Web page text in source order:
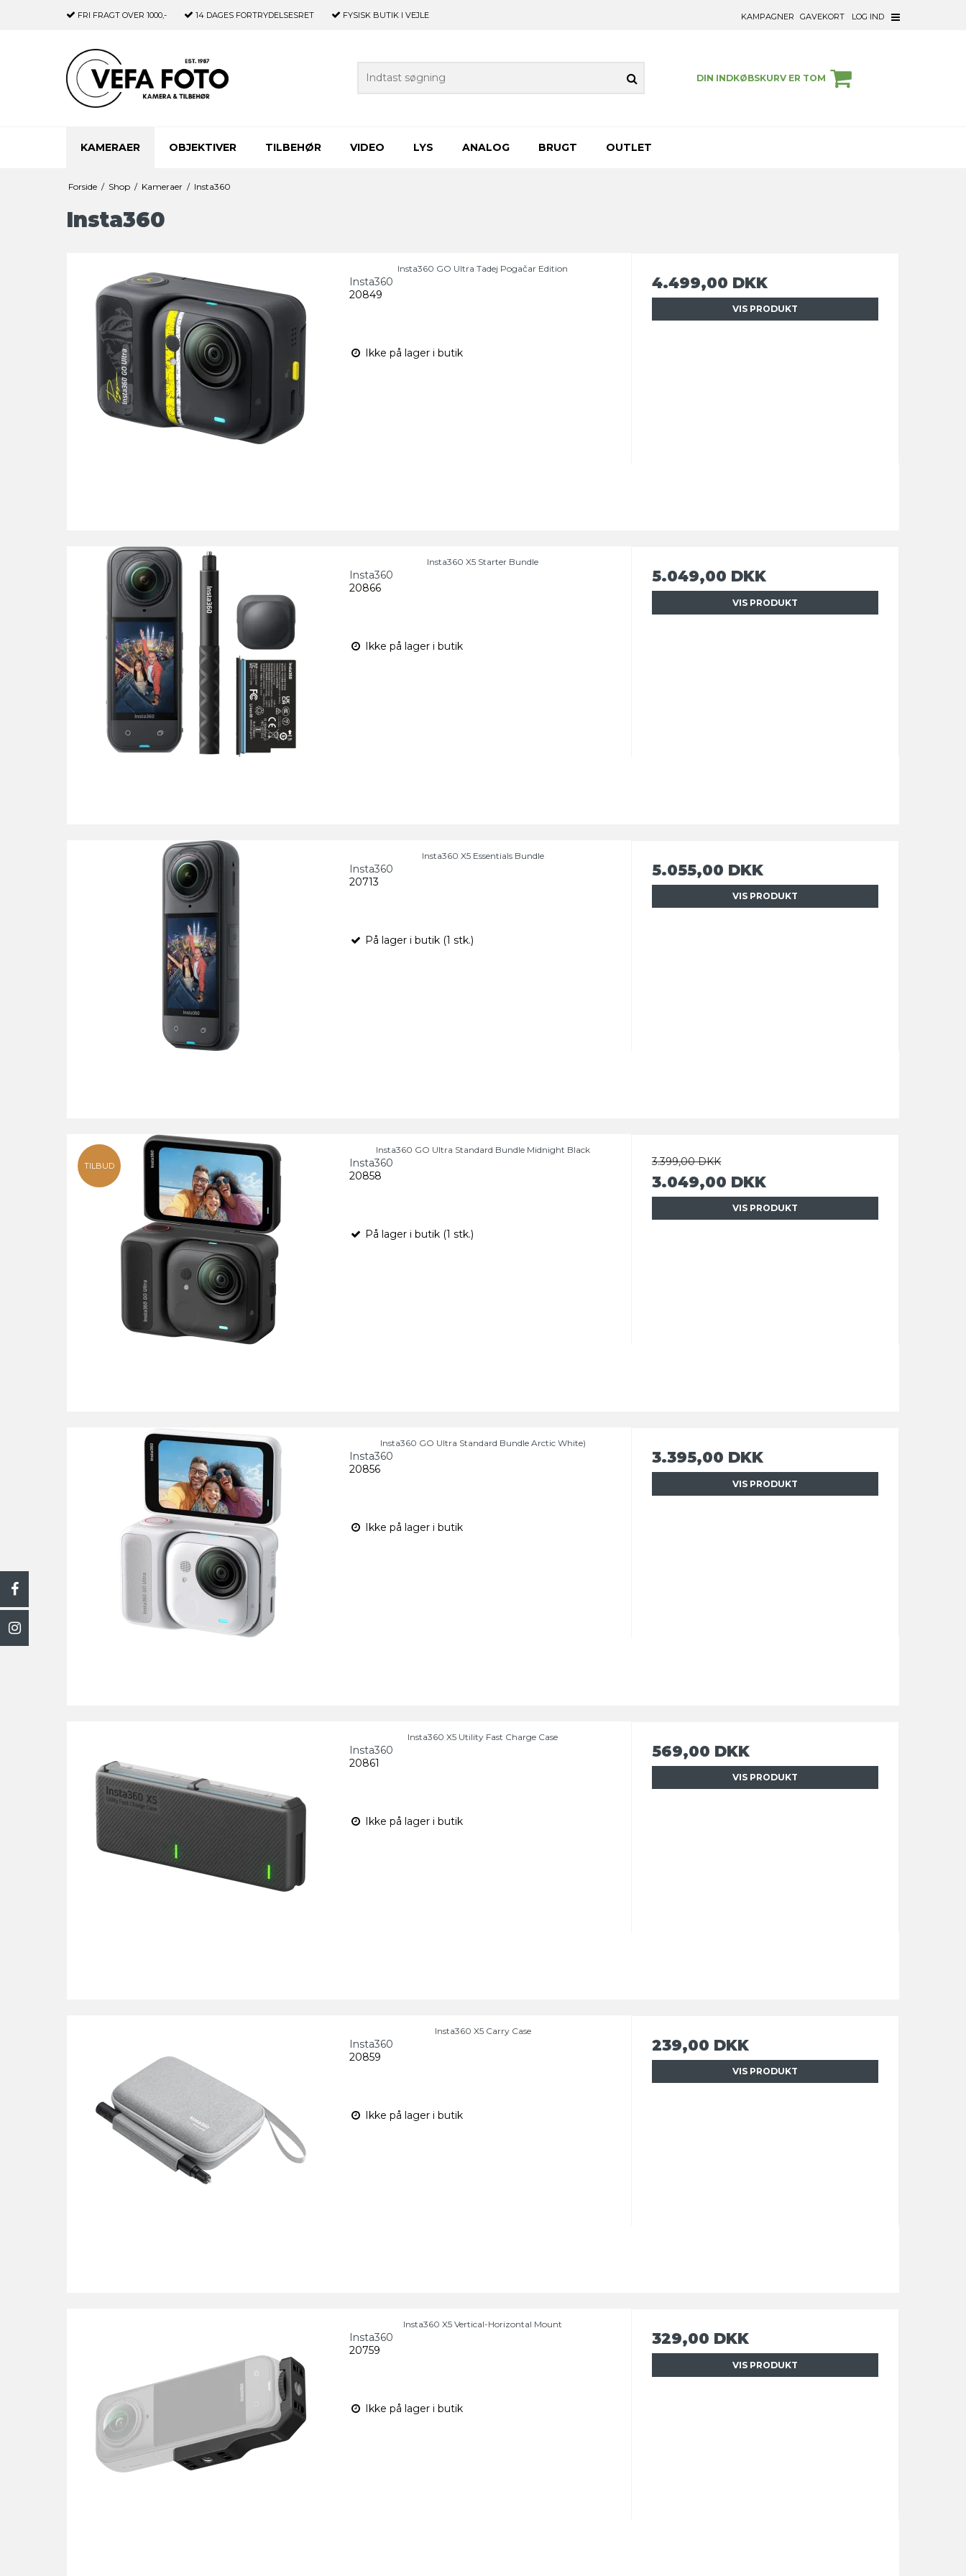
FRI FRAGT OVER 1000,- 14 DAGES FORTRYDELSESRET FYSISK BUTIK I VEJLE KAMPAGNER GAVEKORT LOG IND
DIN INDKØBSKURV ER TOM
KAMERAER OBJEKTIVER TILBEHØR VIDEO LYS ANALOG BRUGT OUTLET
Forside / Shop / Kameraer / Insta360
Insta360
Insta360 GO Ultra Tadej Pogačar Edition
Insta360
20849
Ikke på lager i butik
4.499,00 DKK
VIS PRODUKT
Insta360 X5 Starter Bundle
Insta360
20866
Ikke på lager i butik
5.049,00 DKK
VIS PRODUKT
Insta360 X5 Essentials Bundle
Insta360
20713
På lager i butik (1 stk.)
5.055,00 DKK
VIS PRODUKT
TILBUD
Insta360 GO Ultra Standard Bundle Midnight Black
Insta360
20858
På lager i butik (1 stk.)
3.399,00 DKK
3.049,00 DKK
VIS PRODUKT
Insta360 GO Ultra Standard Bundle Arctic White)
Insta360
20856
Ikke på lager i butik
3.395,00 DKK
VIS PRODUKT
Insta360 X5 Utility Fast Charge Case
Insta360
20861
Ikke på lager i butik
569,00 DKK
VIS PRODUKT
Insta360 X5 Carry Case
Insta360
20859
Ikke på lager i butik
239,00 DKK
VIS PRODUKT
Insta360 X5 Vertical-Horizontal Mount
Insta360
20759
Ikke på lager i butik
329,00 DKK
VIS PRODUKT